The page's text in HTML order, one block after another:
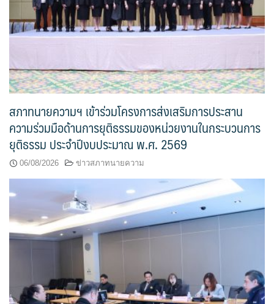
สภาทนายความฯ เข้าร่วมโครงการส่งเสริมการประสาน
ความร่วมมือด้านการยุติธรรมของหน่วยงานในกระบวนการ
ยุติธรรม ประจำปีงบประมาณ พ.ศ. 2569
06/08/2026 ข่าวสภาทนายความ